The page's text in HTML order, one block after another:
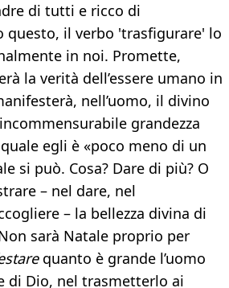
di tutti e ricco di
questo, il verbo 'trasfigurare' lo
in noi. Promette,
la verità dell’essere umano in
nell’uomo, il divino
grandezza
egli è «poco meno di un
si può. Cosa? Dare di più? O
– nel dare, nel
– la bellezza divina di
sarà Natale proprio per
quanto è grande l’uomo
di Dio, nel trasmetterlo ai